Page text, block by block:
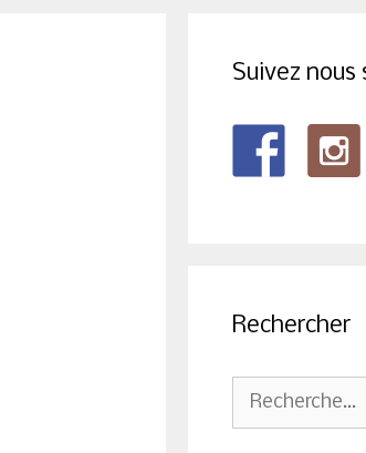
Suivez nous
Rechercher
Rechercher :